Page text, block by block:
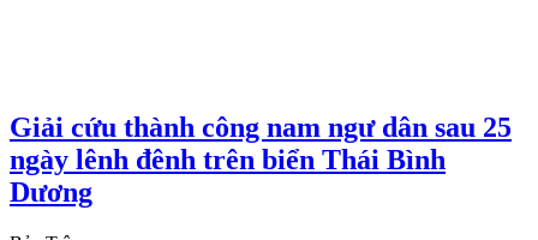
Giải cứu thành công nam ngư dân sau 25
ngày lênh đênh trên biển Thái Bình
Dương